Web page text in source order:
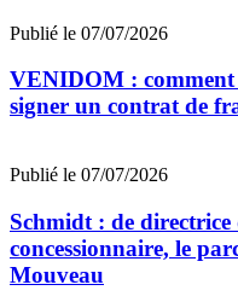
Publié le 07/07/2026
VENIDOM : comment
signer un contrat de
Publié le 07/07/2026
Schmidt : de
concessionnaire, le
Mouveau